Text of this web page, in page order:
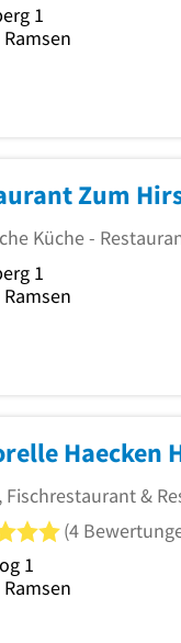
1
Ramsen
Zum
Küche -
1
Ramsen
, Fischrestaurant &
5 von 5
(4
1
Ramsen